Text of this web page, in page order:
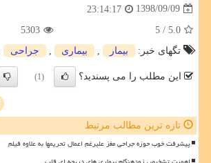
1398/09/09
23:14:17
5.0
/ 5
5303
تگهای خبر:
بیمار بیماری جراحی
این مطلب را می پسندید؟ (1)
تازه ترین مطالب مرتبط
پیشرفت خوب حوزه جراحی مغز علیرغم اعمال تحریمها به علاوه فیلم